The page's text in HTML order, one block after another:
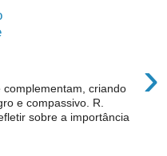
›
complementam, criando
e compassivo. R.
sobre a importância